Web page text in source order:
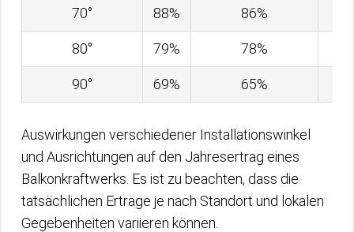
70° 88% 86%
80° 79% 78%
90° 69% 65%
Auswirkungen verschiedener Installationswinkel
und Ausrichtungen auf den Jahresertrag eines
Balkonkraftwerks. Es ist zu beachten, dass die
tatsächlichen Erträge je nach Standort und lokalen
Gegebenheiten variieren können.